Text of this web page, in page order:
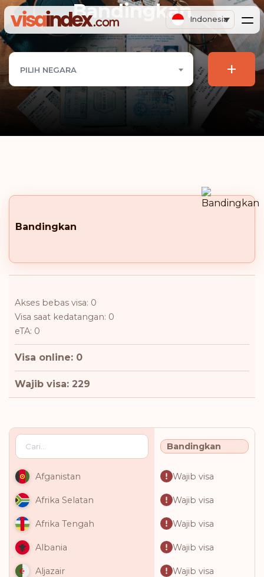
Indonesia
Bandingkan
PILIH NEGARA +
Bandingkan
Akses bebas visa: 0
Visa saat kedatangan: 0
eTA: 0
Visa online: 0
Wajib visa: 229
Bandingkan
Afganistan Wajib visa
Afrika Selatan Wajib visa
Afrika Tengah Wajib visa
Albania Wajib visa
Aljazair Wajib visa